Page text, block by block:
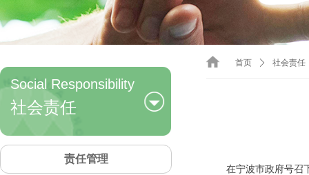
在宁波市政府号召
首页 ꄲ 社会责任
责任管理
Social Responsibility
社会责任